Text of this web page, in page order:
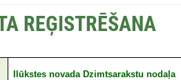
REĢISTRĒŠANA
Ilūkstes novada Dzimtsarakstu nodaļa